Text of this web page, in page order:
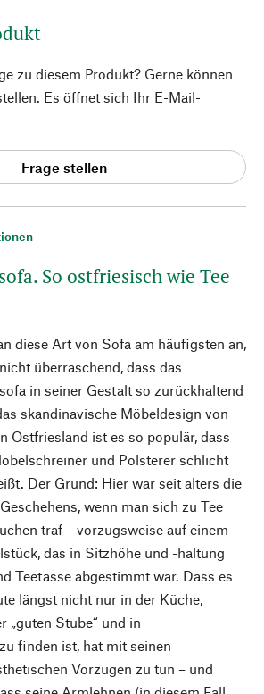
So ostfriesisch wie Tee
diese Art von Sofa am häufigsten an,
überraschend, dass das
in seiner Gestalt so zurückhaltend
skandinavische Möbeldesign von
Ostfriesland ist es so populär, dass
und Polsterer schlicht
Der Grund: Hier war seit alters die
wenn man sich zu Tee
traf – vorzugsweise auf einem
das in Sitzhöhe und -haltung
Teetasse abgestimmt war. Dass es
längst nicht nur in der Küche,
„guten Stube“ und in
finden ist, hat mit seinen
Vorzügen zu tun – und
zu diesem Produkt? Gerne können
Es öffnet sich Ihr E-Mail-
Frage stellen